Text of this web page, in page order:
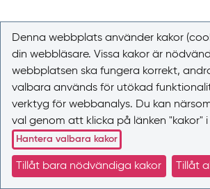
Denna webbplats använder kakor
din webbläsare. Vissa kakor är
webbplatsen ska fungera korrekt,
valbara används för utökad
verktyg för webbanalys. Du kan
val genom att klicka på länken "kakor"
Hantera valbara kakor
Tillåt bara nödvändiga kakor Tillåt